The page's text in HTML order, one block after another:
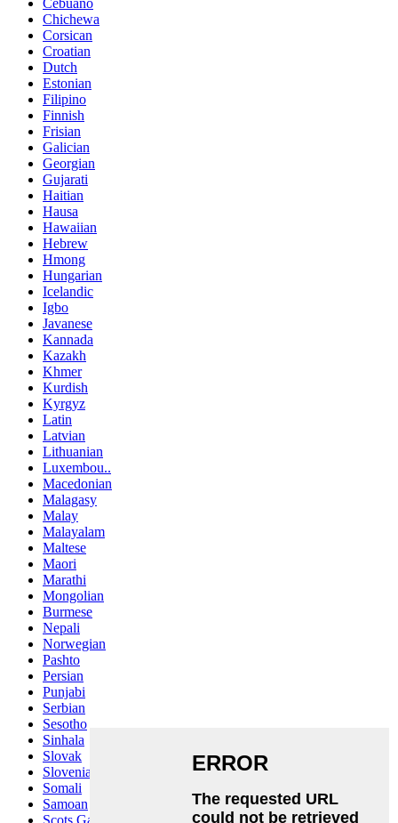
Cebuano
Chichewa
Corsican
Croatian
Dutch
Estonian
Filipino
Finnish
Frisian
Galician
Georgian
Gujarati
Haitian
Hausa
Hawaiian
Hebrew
Hmong
Hungarian
Icelandic
Igbo
Javanese
Kannada
Kazakh
Khmer
Kurdish
Kyrgyz
Latin
Latvian
Lithuanian
Luxembou..
Macedonian
Malagasy
Malay
Malayalam
Maltese
Maori
Marathi
Mongolian
Burmese
Nepali
Norwegian
Pashto
Persian
Punjabi
Serbian
Sesotho
Sinhala
Slovak
Slovenian
Somali
Samoan